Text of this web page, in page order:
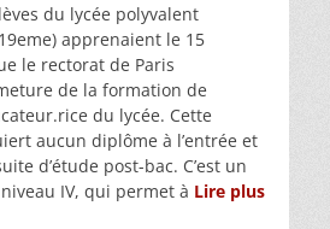
du lycée polyvalent
apprenaient le 15
le rectorat de Paris
de la formation de
du lycée. Cette
aucun diplôme à l’entrée et
d’étude post-bac. C’est un
IV, qui permet à Lire plus